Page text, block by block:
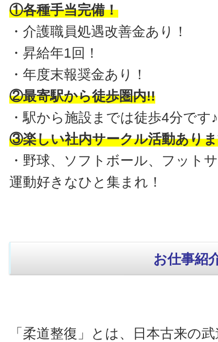
①各種手当完備！
・介護職員処遇改善金あり！
・昇給年1回！
・年度末報奨金あり！
②最寄駅から徒歩圏内!!
・駅から施設までは徒歩4分です♪
③楽しい社内サークル活動あり
・野球、ソフトボール、フット
運動好きなひと集まれ！
お仕事紹
「柔道整復」とは、日本古来の